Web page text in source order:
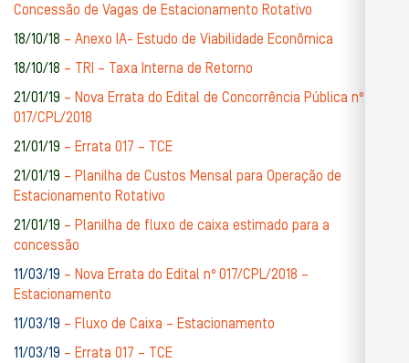
Concessão de Vagas de Estacionamento Rotativo
18/10/18 – Anexo IA- Estudo de Viabilidade Econômica
18/10/18 – TRI – Taxa Interna de Retorno
21/01/19 – Nova Errata do Edital de Concorrência Pública nº
017/CPL/2018
21/01/19 – Errata 017 – TCE
21/01/19 – Planilha de Custos Mensal para Operação de
Estacionamento Rotativo
21/01/19 – Planilha de fluxo de caixa estimado para a
concessão
11/03/19 – Nova Errata do Edital nº 017/CPL/2018 –
Estacionamento
11/03/19 – Fluxo de Caixa – Estacionamento
11/03/19 – Errata 017 – TCE